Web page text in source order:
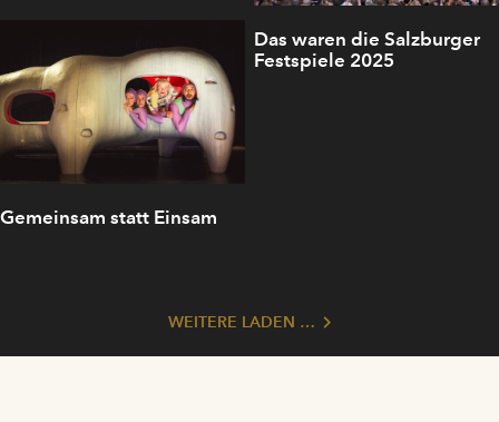
Das waren die Salzburger
Festspiele 2025
Gemeinsam statt Einsam
WEITERE LADEN …